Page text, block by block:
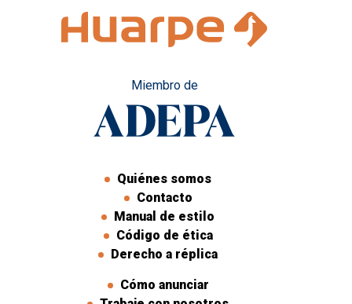
Miembro de
Quiénes somos
Contacto
Manual de estilo
Código de ética
Derecho a réplica
Cómo anunciar